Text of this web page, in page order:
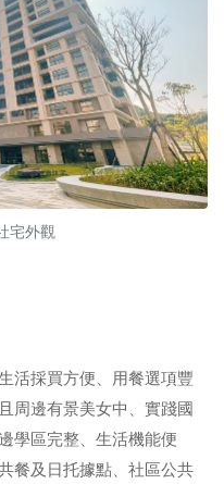
宅外觀
活採買方便、用餐選項豐
周邊有景美女中、實踐國
學區完整、生活機能便
餐及日托據點、社區公共